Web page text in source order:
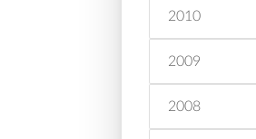
2010
2009
2008